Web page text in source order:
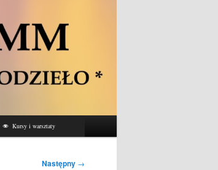
Kursy i warsztaty
Następny →